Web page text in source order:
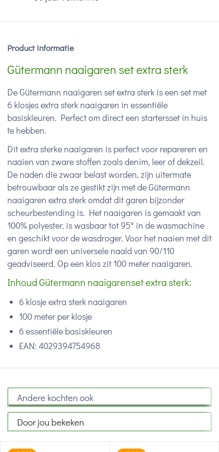
Product informatie
Gütermann naaigaren set extra sterk
De Gütermann naaigaren set extra sterk is een set met
6 klosjes extra sterk naaigaren in essentiële
basiskleuren. Perfect om direct een startersset in huis
te hebben.
Dit extra sterke naaigaren is perfect voor repareren en
naaien van zware stoffen zoals denim, leer of dekzeil.
De naden die zwaar belast worden, zijn uitermate
betrouwbaar als ze gestikt zijn met de Gütermann
naaigaren extra sterk omdat dit garen bijzonder
scheurbestending is. Het naaigaren is gemaakt van
100% polyester, is wasbaar tot 95° in de wasmachine
en geschikt voor de wasdroger. Voor het naaien met dit
garen wordt een universele naald van 90/110
geadviseerd. Op een klos zit 100 meter naaigaren.
Inhoud Gütermann naaigarenset extra sterk:
6 klosje extra sterk naaigaren
100 meter per klosje
6 essentiële basiskleuren
EAN: 4029394754968
Andere kochten ook
Door jou bekeken